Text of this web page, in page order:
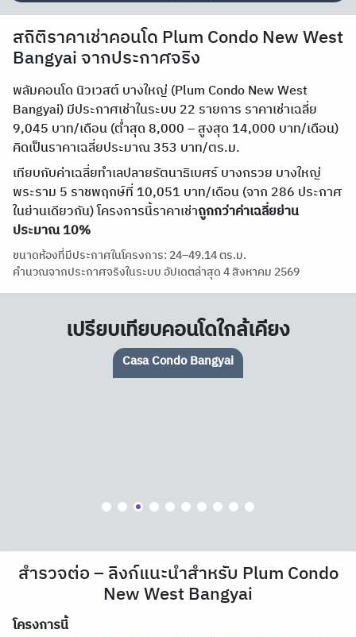
สถิติราคาเช่าคอนโด Plum Condo New West
Bangyai จากประกาศจริง
พลัมคอนโด นิวเวสต์ บางใหญ่ (Plum Condo New West
Bangyai) มีประกาศเช่าในระบบ 22 รายการ ราคาเช่าเฉลี่ย
9,045 บาท/เดือน (ต่ำสุด 8,000 – สูงสุด 14,000 บาท/เดือน)
คิดเป็นราคาเฉลี่ยประมาณ 353 บาท/ตร.ม.
เทียบกับค่าเฉลี่ยทำเลปลายรัตนาธิเบศร์ บางกรวย บางใหญ่
พระราม 5 ราชพฤกษ์ที่ 10,051 บาท/เดือน (จาก 286 ประกาศ
ในย่านเดียวกัน) โครงการนี้ราคาเช่าถูกกว่าค่าเฉลี่ยย่าน
ประมาณ 10%
ขนาดห้องที่มีประกาศในโครงการ: 24–49.14 ตร.ม.
คำนวณจากประกาศจริงในระบบ อัปเดตล่าสุด 4 สิงหาคม 2569
เปรียบเทียบคอนโดใกล้เคียง
Casa Condo Bangyai
สำรวจต่อ – ลิงก์แนะนำสำหรับ Plum Condo
New West Bangyai
โครงการนี้